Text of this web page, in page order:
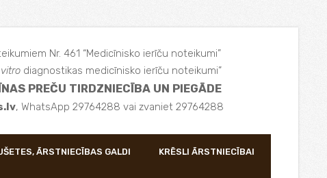
Nr. 461 “Medicīnisko ierīču noteikumi”
diagnostikas medicīnisko ierīču noteikumi”
PREČU TIRDZNIECĪBA UN PIEGĀDE
, WhatsApp 29764288 vai zvaniet 29764288
ĀRSTNIECĪBAS GALDI KRĒSLI ĀRSTNIECĪBAI